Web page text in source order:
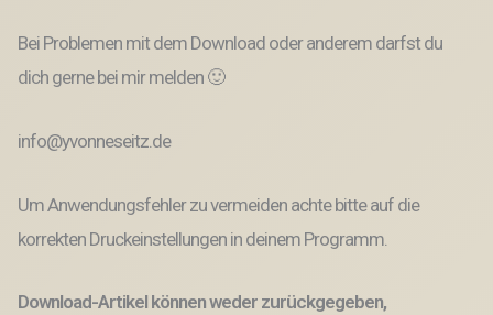
Bei Problemen mit dem Download oder anderem darfst du
dich gerne bei mir melden 🙂
info@yvonneseitz.de
Um Anwendungsfehler zu vermeiden achte bitte auf die
korrekten Druckeinstellungen in deinem Programm.
Download-Artikel können weder zurückgegeben,